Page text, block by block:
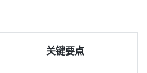
关键要点